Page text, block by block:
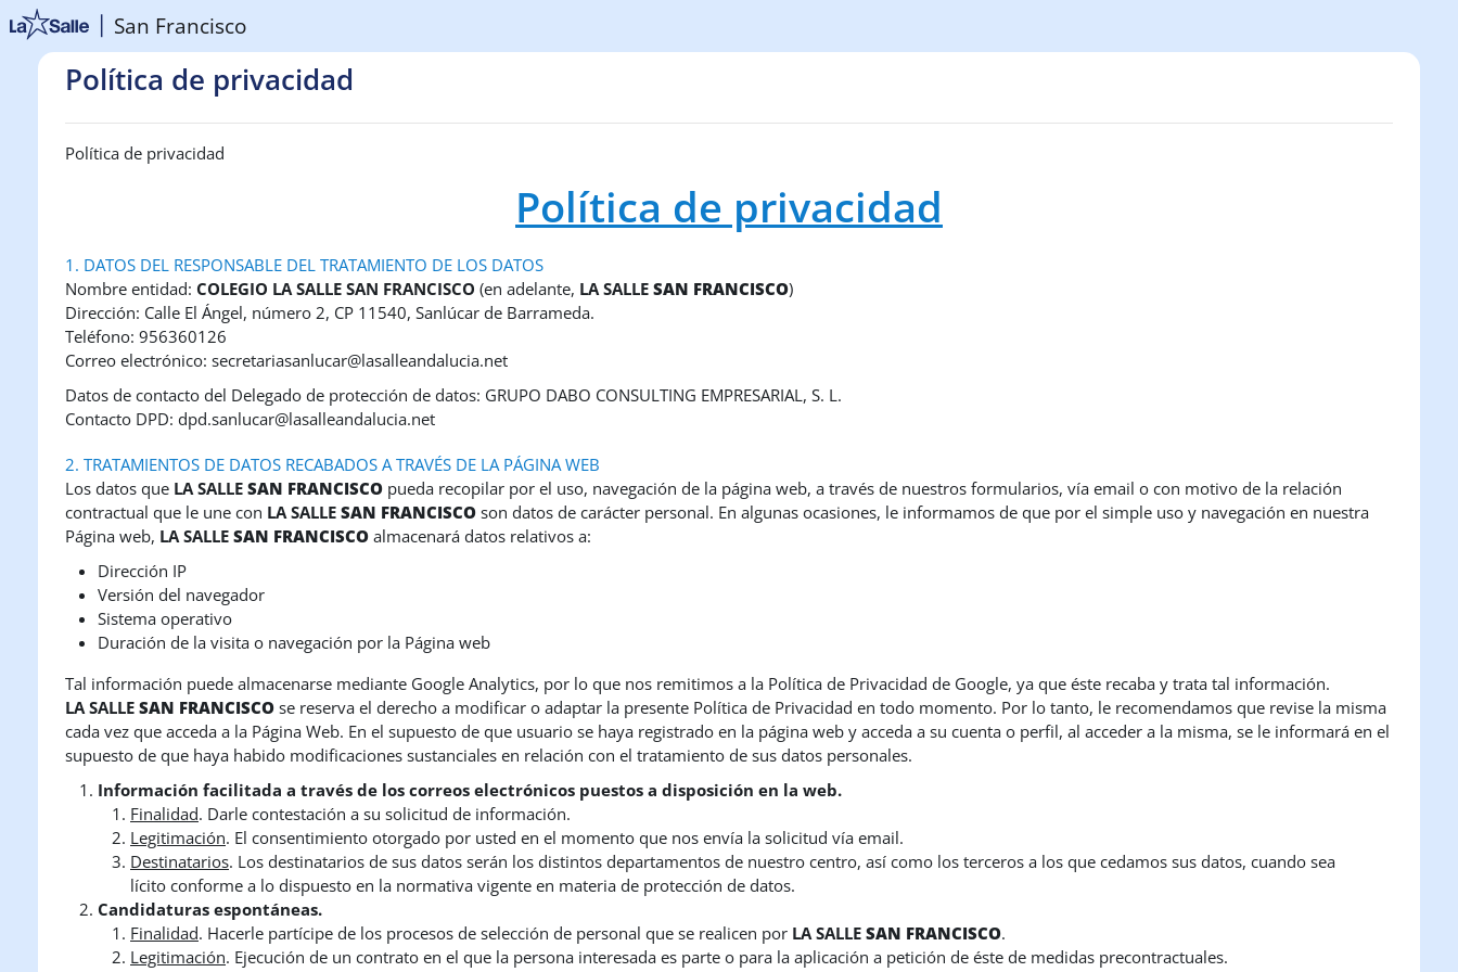
Salta al contenido principal
San Francisco
Política de privacidad
Política de privacidad
Política de privacidad
1. DATOS DEL RESPONSABLE DEL TRATAMIENTO DE LOS DATOS
Nombre entidad: COLEGIO LA SALLE SAN FRANCISCO (en adelante, LA SALLE SAN FRANCISCO)
Dirección: Calle El Ángel, número 2, CP 11540, Sanlúcar de Barrameda.
Teléfono: 956360126
Correo electrónico: secretariasanlucar@lasalleandalucia.net
Datos de contacto del Delegado de protección de datos: GRUPO DABO CONSULTING EMPRESARIAL, S. L.
Contacto DPD: dpd.sanlucar@lasalleandalucia.net
2. TRATAMIENTOS DE DATOS RECABADOS A TRAVÉS DE LA PÁGINA WEB
Los datos que LA SALLE SAN FRANCISCO pueda recopilar por el uso, navegación de la página web, a través de nuestros formularios, vía email o con motivo de la relación
contractual que le une con LA SALLE SAN FRANCISCO son datos de carácter personal. En algunas ocasiones, le informamos de que por el simple uso y navegación en nuestra
Página web, LA SALLE SAN FRANCISCO almacenará datos relativos a:
Dirección IP
Versión del navegador
Sistema operativo
Duración de la visita o navegación por la Página web
Tal información puede almacenarse mediante Google Analytics, por lo que nos remitimos a la Política de Privacidad de Google, ya que éste recaba y trata tal información.
LA SALLE SAN FRANCISCO se reserva el derecho a modificar o adaptar la presente Política de Privacidad en todo momento. Por lo tanto, le recomendamos que revise la misma
cada vez que acceda a la Página Web. En el supuesto de que usuario se haya registrado en la página web y acceda a su cuenta o perfil, al acceder a la misma, se le informará en el
supuesto de que haya habido modificaciones sustanciales en relación con el tratamiento de sus datos personales.
Información facilitada a través de los correos electrónicos puestos a disposición en la web.
Finalidad. Darle contestación a su solicitud de información.
Legitimación. El consentimiento otorgado por usted en el momento que nos envía la solicitud vía email.
Destinatarios. Los destinatarios de sus datos serán los distintos departamentos de nuestro centro, así como los terceros a los que cedamos sus datos, cuando sea
lícito conforme a lo dispuesto en la normativa vigente en materia de protección de datos.
Candidaturas espontáneas.
Finalidad. Hacerle partícipe de los procesos de selección de personal que se realicen por LA SALLE SAN FRANCISCO.
Legitimación. Ejecución de un contrato en el que la persona interesada es parte o para la aplicación a petición de éste de medidas precontractuales.